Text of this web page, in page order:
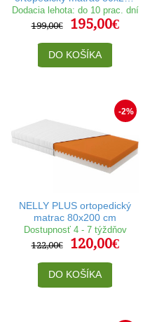
cm
Dodacia lehota: do 10 prac. dní
199,00€
195,00€
DO KOŠÍKA
-2%
NELLY PLUS ortopedický
matrac 80x200 cm
Dostupnosť 4 - 7 týždňov
122,00€
120,00€
DO KOŠÍKA